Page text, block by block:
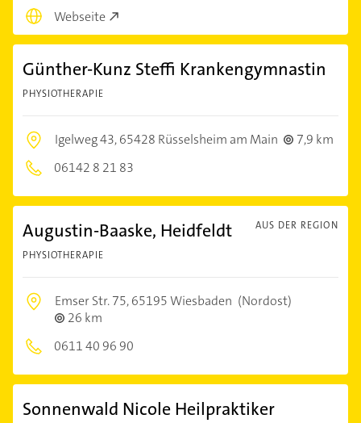
Webseite
Günther-Kunz Steffi Krankengymnastin
PHYSIOTHERAPIE
Igelweg 43,65428 Rüsselsheim am Main
7,9 km
06142 8 21 83
AUS DER REGION
Augustin-Baaske, Heidfeldt
PHYSIOTHERAPIE
Emser Str. 75,65195 Wiesbaden (Nordost)
26 km
0611 40 96 90
Sonnenwald Nicole Heilpraktiker